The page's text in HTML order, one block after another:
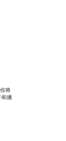
将
和播